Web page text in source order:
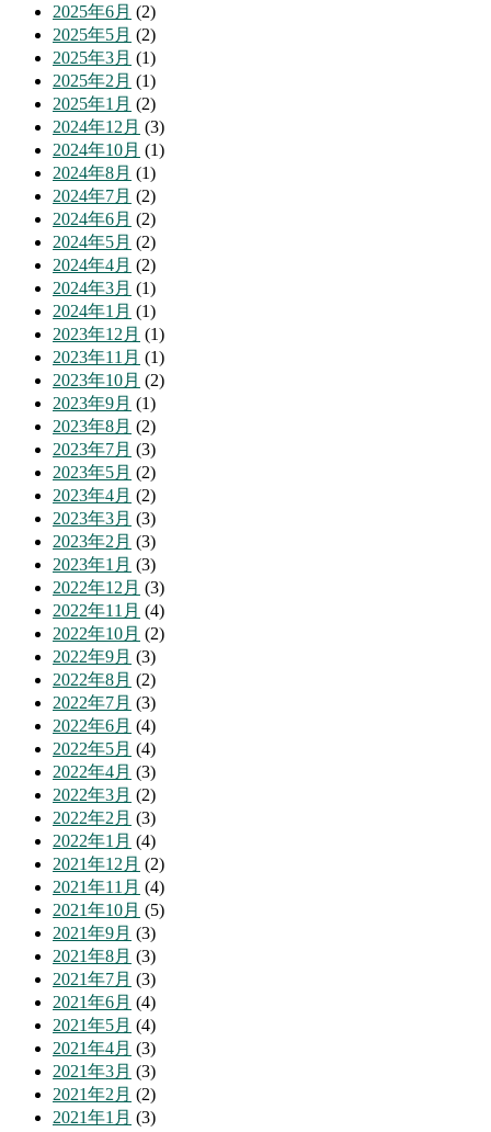
2025年6月 (2)
2025年5月 (2)
2025年3月 (1)
2025年2月 (1)
2025年1月 (2)
2024年12月 (3)
2024年10月 (1)
2024年8月 (1)
2024年7月 (2)
2024年6月 (2)
2024年5月 (2)
2024年4月 (2)
2024年3月 (1)
2024年1月 (1)
2023年12月 (1)
2023年11月 (1)
2023年10月 (2)
2023年9月 (1)
2023年8月 (2)
2023年7月 (3)
2023年5月 (2)
2023年4月 (2)
2023年3月 (3)
2023年2月 (3)
2023年1月 (3)
2022年12月 (3)
2022年11月 (4)
2022年10月 (2)
2022年9月 (3)
2022年8月 (2)
2022年7月 (3)
2022年6月 (4)
2022年5月 (4)
2022年4月 (3)
2022年3月 (2)
2022年2月 (3)
2022年1月 (4)
2021年12月 (2)
2021年11月 (4)
2021年10月 (5)
2021年9月 (3)
2021年8月 (3)
2021年7月 (3)
2021年6月 (4)
2021年5月 (4)
2021年4月 (3)
2021年3月 (3)
2021年2月 (2)
2021年1月 (3)